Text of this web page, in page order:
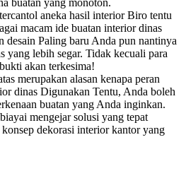
aneka hasil interior Biro tentu
macam ide buatan interior dinas
desain Paling baru Anda pun nantinya
yang lebih segar. Tidak kecuali para
akan terkesima!
merupakan alasan kenapa peran
dinas Digunakan Tentu, Anda boleh
buatan yang Anda inginkan.
mengejar solusi yang tepat
dekorasi interior kantor yang